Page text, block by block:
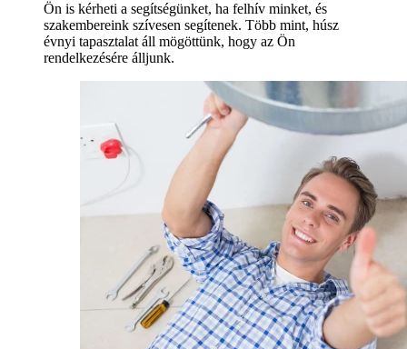
Ön is kérheti a segítségünket, ha felhív minket, és
szakembereink szívesen segítenek. Több mint, húsz
évnyi tapasztalat áll mögöttünk, hogy az Ön
rendelkezésére álljunk.